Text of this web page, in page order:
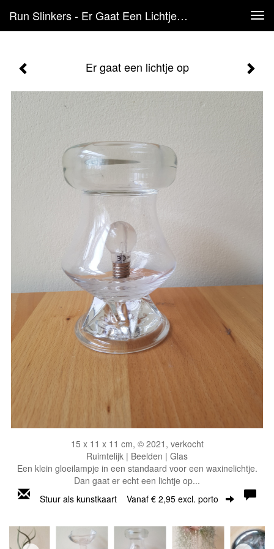
Run Slinkers - Er Gaat Een Lichtje Op
Er gaat een lichtje op
15 x 11 x 11 cm, © 2021, verkocht
Ruimtelijk | Beelden | Glas
Een klein gloeilampje in een standaard voor een waxinelichtje.
Dan gaat er echt een lichtje op...
Stuur als kunstkaart Vanaf € 2,95 excl. porto